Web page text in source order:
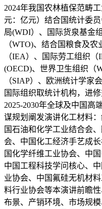
2024年我国农林植保范畴
元：亿元）结合国统计委
局(WDI）、国际货泉基金
（WTO)、结合国粮食及
（IEA）、国际劳工组织
(OECD)、世界卫生组织（
（SIAP）、欧洲统计学家
国际组织取统计机构，进
2025-2030年全球及中国高
谋规划阐发演讲化工材料
国石油和化学工业结合会
会、中国化工经济手艺成
国化学纤维工业协会、中
中国工程科技学问核心、
业协会、中国氟硅无机材
料行业协会等本演讲前瞻
布景、产销环境、市场规